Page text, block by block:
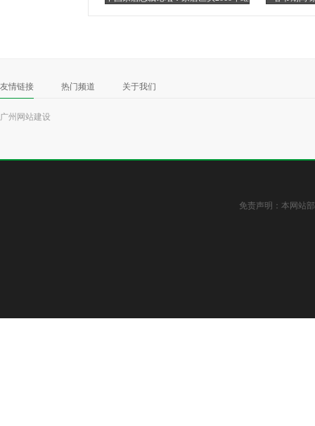
友情链接 热门频道 关于我们
广州网站建设
免责声明：本网站